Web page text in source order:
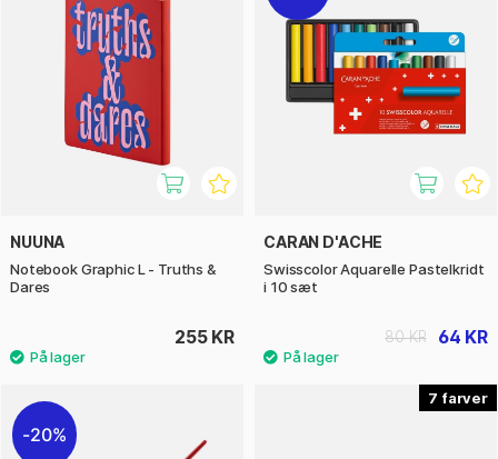
NUUNA
Notebook Graphic L - Truths &
Dares
255 KR
CARAN D'ACHE
Swisscolor Aquarelle Pastelkridt
i 10 sæt
64 KR
80 KR
20%
7